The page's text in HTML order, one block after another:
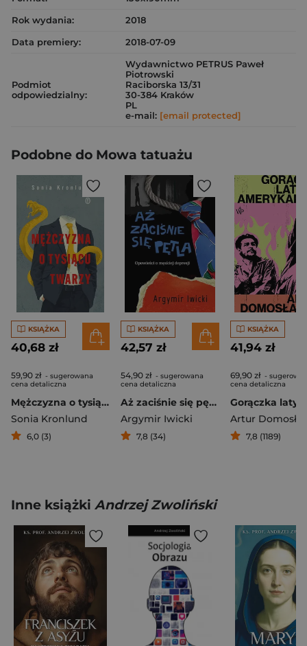
Rok wydania:
2018
Data premiery:
2018-07-09
Podmiot
odpowiedzialny:
Wydawnictwo PETRUS Paweł
Piotrowski
Raciborska 13/31
30-384 Kraków
PL
e-mail: [email protected]
Podobne do Mowa tatuażu
KSIĄŻKA
40,68 zł
59,90 zł - sugerowana
cena detaliczna
Mężczyzna o tysiącu twarzy
Sonia Kronlund
6,0 (3)
KSIĄŻKA
42,57 zł
54,90 zł - sugerowana
cena detaliczna
Aż zaciśnie się pętla. Opowieści o męskiej depresji
Argymir Iwicki
7,8 (34)
KSIĄŻKA
41,94 zł
69,90 zł -
cena detaliczna
Artur
7,8 (1189)
Inne książki Andrzej Zwoliński